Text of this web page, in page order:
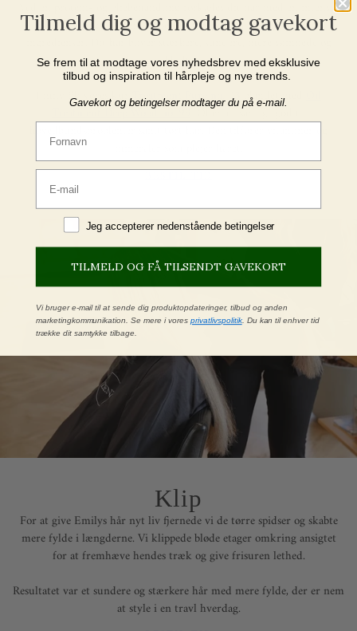
Ved en protein- og oliebehandling forkæles dit hår med en intensiv
plejende hårkur, blandet specielt til dig med naturens bedste
blødt.
Emily fik vores kurTreatment Pure no. 03blandet med
Treatment Deep Wood no. 99
. Olien er særligt god til
BESTIL TID
Klip
For at give Emilys hår nyt liv fjernede vi de tørre spidser og skabte
mere fylde i længderne. Vi klippede bløde etager omkring ansigtet
for at fremhæve hendes træk og give frisuren lethed.
Resultatet var et sundere og stærkere hår med mere fylde, der er nem
at style i en travl hverdag.
Tilmeld dig og modtag gavekort
Se frem til at modtage vores nyhedsbrev med eksklusive
tilbud og inspiration til hårpleje og nye trends.
Gavekort og betingelser modtager du på e-mail.
Fornavn
Jeg accepterer betingelser
Jeg accepterer nedenstående betingelser
TILMELD OG FÅ TILSENDT GAVEKORT
Vi bruger e-mail til at sende dig produktopdateringer, tilbud og anden
marketingkommunikation. Se mere i vores privatlivspolitik. Du kan til enhver tid
trække dit samtykke tilbage.